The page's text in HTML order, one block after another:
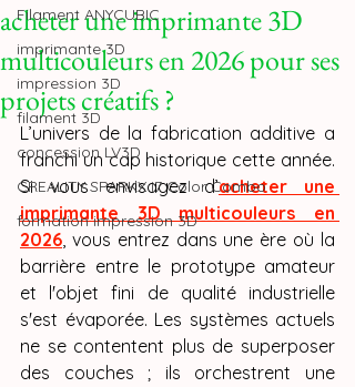
Filament ANYCUBIC
imprimante 3D
impression 3D
filament 3D
concession LV3D
CREALITY SPARKX i7 Color Combo
formation impression 3D
acheter une imprimante 3D
multicouleurs en 2026 pour ses
projets créatifs ?
L’univers de la fabrication additive a
franchi un cap historique cette année.
Si vous envisagez d’acheter une
imprimante 3D multicouleurs en
2026, vous entrez dans une ère où la
barrière entre le prototype amateur
et l'objet fini de qualité industrielle
s'est évaporée. Les systèmes actuels
ne se contentent plus de superposer
des couches ; ils orchestrent une